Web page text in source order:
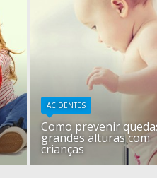
ACIDENTES
Como prevenir
grandes alturas com
crianças